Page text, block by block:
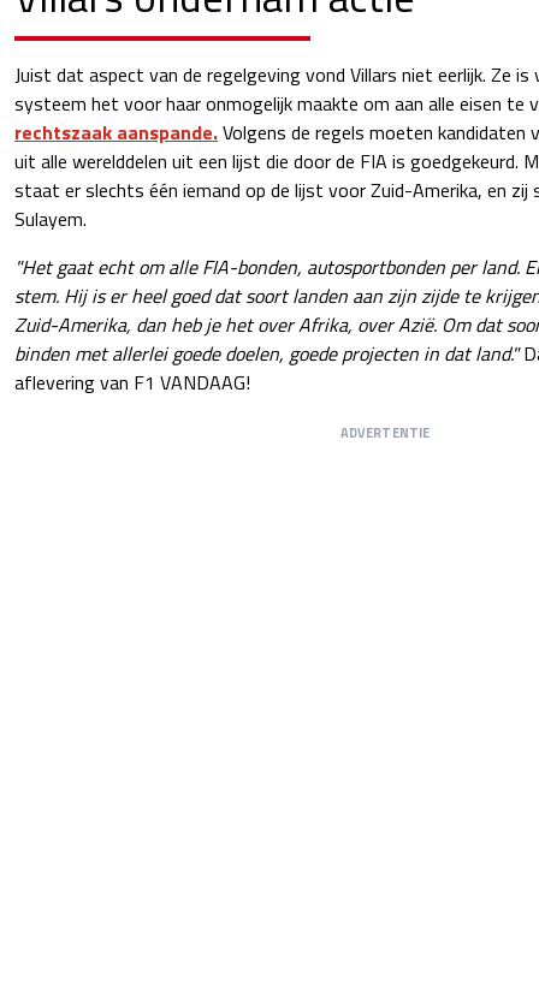
Juist dat aspect van de regelgeving vond Villars niet eerlijk. Ze
systeem het voor haar onmogelijk maakte om aan alle eisen te
rechtszaak aanspande.Volgens de regels moeten
uit alle werelddelen uit een lijst die door de FIA is goedgekeurd.
staat er slechts één iemand op de lijst voor Zuid-Amerika, en zij
Sulayem.
"Het gaat echt om alle FIA-bonden, autosportbonden per land.
stem. Hij is er heel goed dat soort landen aan zijn zijde te
Zuid-Amerika, dan heb je het over Afrika, over Azië. Om dat
binden met allerlei goede doelen, goede projecten in dat land."
aflevering van F1 VANDAAG!
ADVERTENTIE